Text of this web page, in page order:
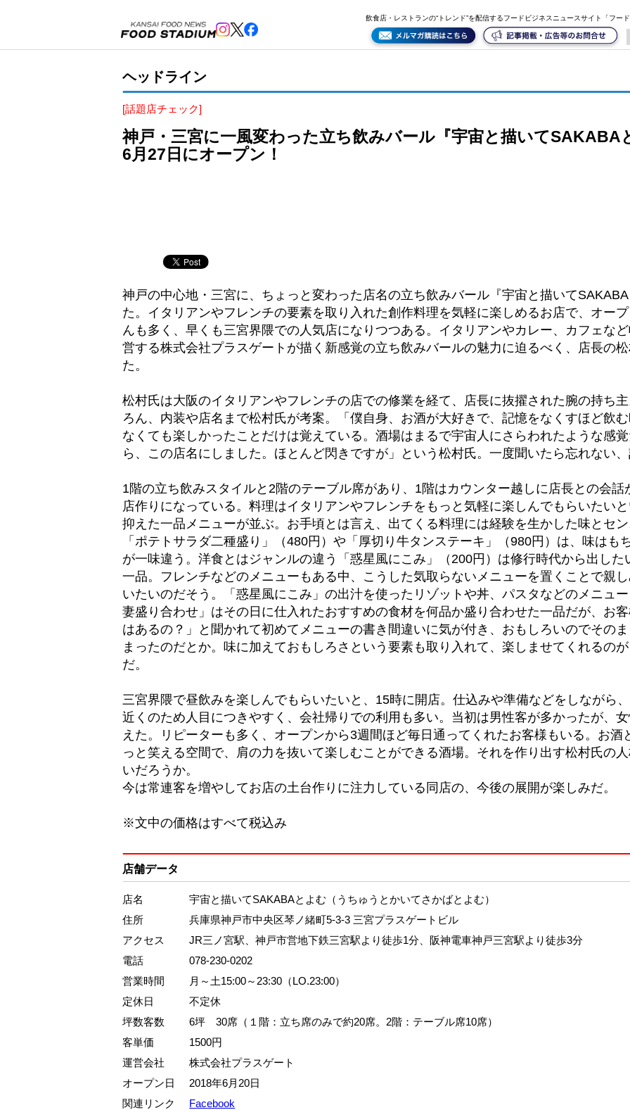
飲食店・レストランの“トレンド”を配信するフードビジネスニュースサイト「フー
ヘッドライン
[話題店チェック]
神戸・三宮に一風変わった立ち飲みバール『宇宙と描いてSAKABA
6月27日にオープン！
神戸の中心地・三宮に、ちょっと変わった店名の立ち飲みバール『宇宙と描いて
た。イタリアンやフレンチの要素を取り入れた創作料理を気軽に楽しめるお店で、オー
んも多く、早くも三宮界隈での人気店になりつつある。イタリアンやカレー、カフェな
営する株式会社プラスゲートが描く新感覚の立ち飲みバールの魅力に迫るべく、店長の
た。
松村氏は大阪のイタリアンやフレンチの店での修業を経て、店長に抜擢された腕の持ち
ろん、内装や店名まで松村氏が考案。「僕自身、お酒が大好きで、記憶をなくすほど飲
なくても楽しかったことだけは覚えている。酒場はまるで宇宙人にさらわれたような感
ら、この店名にしました。ほとんど閃きですが」という松村氏。一度聞いたら忘れない
1階の立ち飲みスタイルと2階のテーブル席があり、1階はカウンター越しに店長との会話
店作りになっている。料理はイタリアンやフレンチをもっと気軽に楽しんでもらいたい
抑えた一品メニューが並ぶ。お手頃とは言え、出てくる料理には経験を生かした味とセ
「ポテトサラダ二種盛り」（480円）や「厚切り牛タンステーキ」（980円）は、味はも
が一味違う。洋食とはジャンルの違う「惑星風にこみ」（200円）は修行時代から出した
一品。フレンチなどのメニューもある中、こうした気取らないメニューを置くことで親
いたいのだそう。「惑星風にこみ」の出汁を使ったリゾットや丼、パスタなどのメニュ
妻盛り合わせ」はその日に仕入れたおすすめの食材を何品か盛り合わせた一品だが、お
はあるの？」と聞かれて初めてメニューの書き間違いに気が付き、おもしろいのでその
まったのだとか。味に加えておもしろさという要素も取り入れて、楽しませてくれるの
だ。
三宮界隈で昼飲みを楽しんでもらいたいと、15時に開店。仕込みや準備などをしながら
近くのため人目につきやすく、会社帰りでの利用も多い。当初は男性客が多かったが、
えた。リピーターも多く、オープンから3週間ほど毎日通ってくれたお客様もいる。お酒
っと笑える空間で、肩の力を抜いて楽しむことができる酒場。それを作り出す松村氏の
いだろうか。
今は常連客を増やしてお店の土台作りに注力している同店の、今後の展開が楽しみだ。
※文中の価格はすべて税込み
店舗データ
店名
宇宙と描いてSAKABAとよむ（うちゅうとかいてさかばとよむ）
住所
兵庫県神戸市中央区琴ノ緒町5-3-3 三宮プラスゲートビル
アクセス
JR三ノ宮駅、神戸市営地下鉄三宮駅より徒歩1分、阪神電車神戸三宮駅より徒歩3分
電話
078-230-0202
営業時間
月～土15:00～23:30（LO.23:00）
定休日
不定休
坪数客数
6坪 30席（１階：立ち席のみで約20席。2階：テーブル席10席）
客単価
1500円
運営会社
株式会社プラスゲート
オープン日
2018年6月20日
関連リンク
Facebook